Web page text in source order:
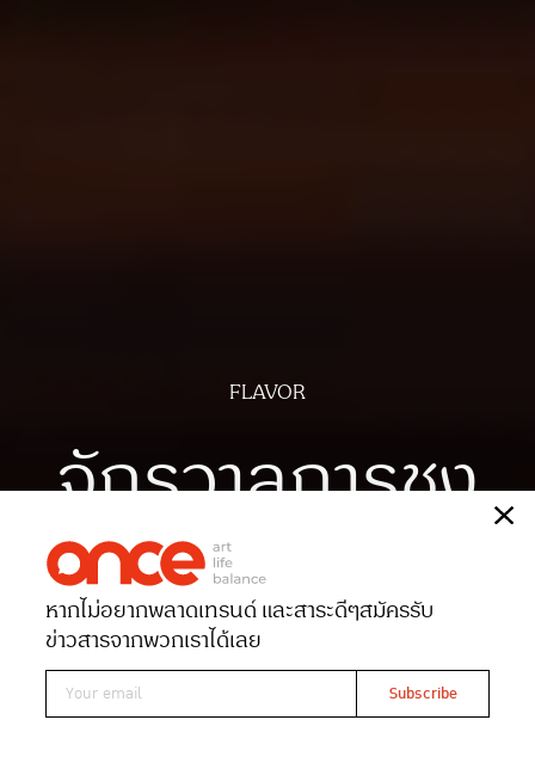
FLAVOR
จักรวาลการชง
เรื่อง
ภาพประกอบ
Date 19-08-2021Views 4022
หากไม่อยากพลาดเทรนด์ และสาระดีๆสมัครรับ
ข่าวสารจากพวกเราได้เลย